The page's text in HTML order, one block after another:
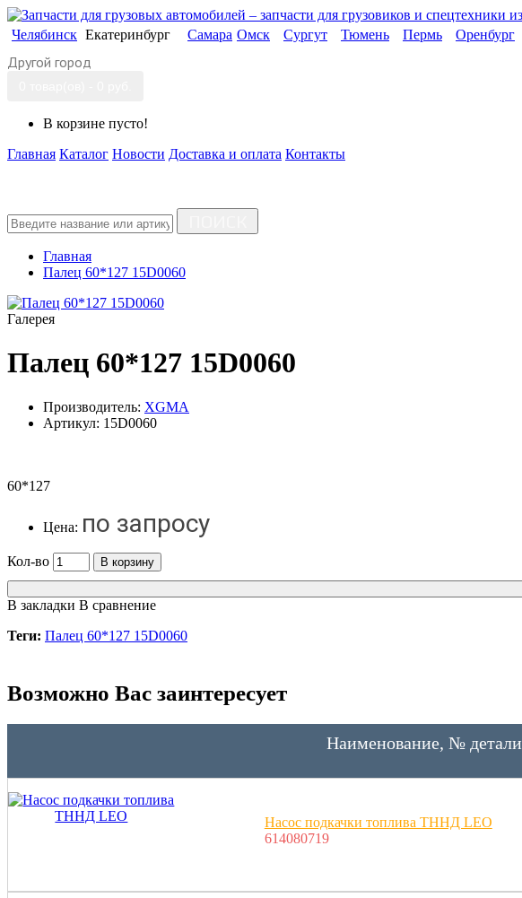
Челябинск Екатеринбург Самара Омск Сургут Тюмень Пермь Оренбург
Другой город
В корзине пусто!
Главная Каталог Новости Доставка и оплата Контакты
Главная
Палец 60*127 15D0060
Галерея
Палец 60*127 15D0060
Производитель: XGMA
Артикул: 15D0060
60*127
Цена: по запросу
Кол-во
В корзину
В закладки В сравнение
Теги: Палец 60*127 15D0060
Возможно Вас заинтересует
Наименование, № детали
Насос подкачки топлива ТННД LEO
614080719